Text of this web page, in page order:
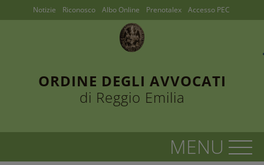
ORDINE DEGLI AVVOCATI
di Reggio Emilia
Notizie Riconosco Albo Online Prenotalex Accesso PEC